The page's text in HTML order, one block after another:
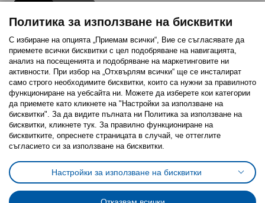
Последвайте ни:
FacebookTwitterYoutubePinterestInstagram
Политика за използване на бисквитки (Cookies)
Избор на настройки за използване на бисквитки
Условия за ползване на ikea.bgОбща политика за личните данни
Политика за защита на личните данни на ikea.bg
Общи условия на програма IKEA Family
Политика за използване на бисквитки
С избиране на опцията „Приемам всички“, Вие се съгласявате да
приемете всички бисквитки с цел подобряване на навигацията,
анализ на посещенията и подобряване на маркетинговите ни
активности. При избор на „Отхвърлям всички“ ще се инсталират
само строго необходимитe бисквитки, които са нужни за правилното
функциониране на уебсайта ни. Можете да изберете кои категории
да приемете като кликнете на "Настройки за използване на
бисквитки". За да видите пълната ни Политика за използване на
бисквитки, кликнете тук. За правилно функциониране на
бисквитките, опреснете страницата в случай, че оттеглите
съгласието си за използване на бисквитки.
Настройки за използване на бисквитки